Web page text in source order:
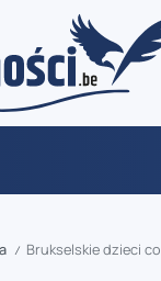
/ Brukselskie dzieci